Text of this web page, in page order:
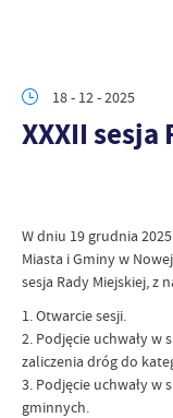
18 - 12 - 2025
XXXII
W dniu 19 grudnia
Miasta i Gminy w
sesja Rady Miejskiej, z
1. Otwarcie sesji.
2. Podjęcie uchwały w
zaliczenia dróg do
3. Podjęcie uchwały
gminnych.